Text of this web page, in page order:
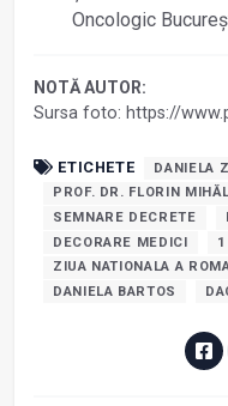
Oncologic
NOTĂ AUTOR:
Sursa foto: https://
ETICHETE DANIELA
PROF. DR. FLORIN
SEMNARE DECRETE
DECORARE MEDICI
ZIUA NATIONALA A
DANIELA BARTOS